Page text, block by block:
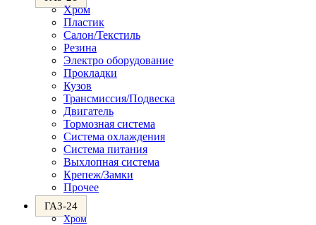
Хром
Пластик
Салон/Текстиль
Резина
Электро оборудование
Прокладки
Кузов
Трансмиссия/Подвеска
Двигатель
Тормозная система
Система охлаждения
Система питания
Выхлопная система
Крепеж/Замки
Прочее
ГАЗ-24
Хром